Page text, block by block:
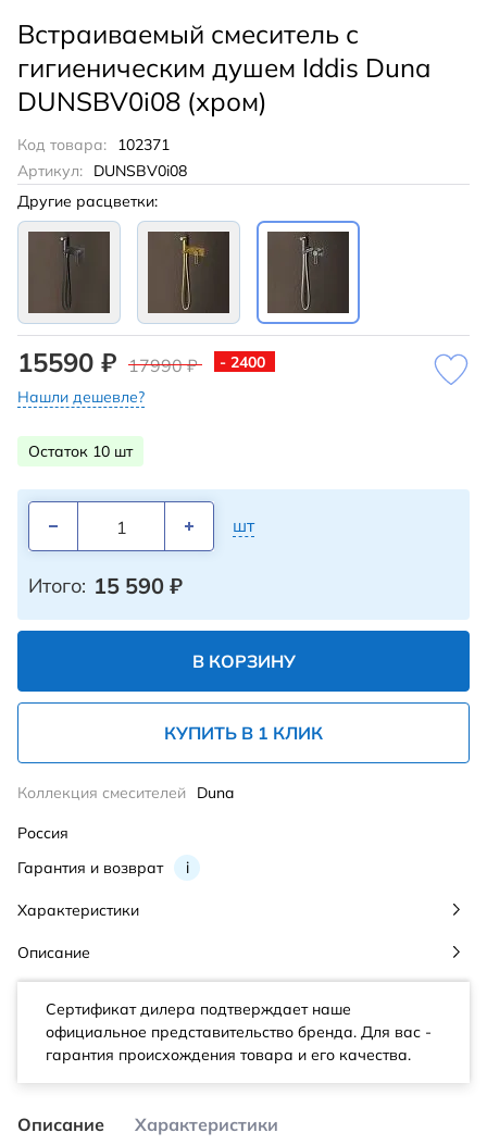
Встраиваемый смеситель с
гигиеническим душем Iddis Duna
DUNSBV0i08 (хром)
Код товара:
102371
Артикул:
DUNSBV0i08
Другие расцветки:
15590 ₽ 17990 ₽
- 2400
Нашли дешевле?
Остаток 10 шт
шт
Итого: 15 590 ₽
В КОРЗИНУ
КУПИТЬ В 1 КЛИК
Гарантия и возврат i
Коллекция смесителей Duna
Россия
Характеристики
Описание
Сертификат дилера подтверждает наше
официальное представительство бренда. Для вас -
гарантия происхождения товара и его качества.
Описание Характеристики